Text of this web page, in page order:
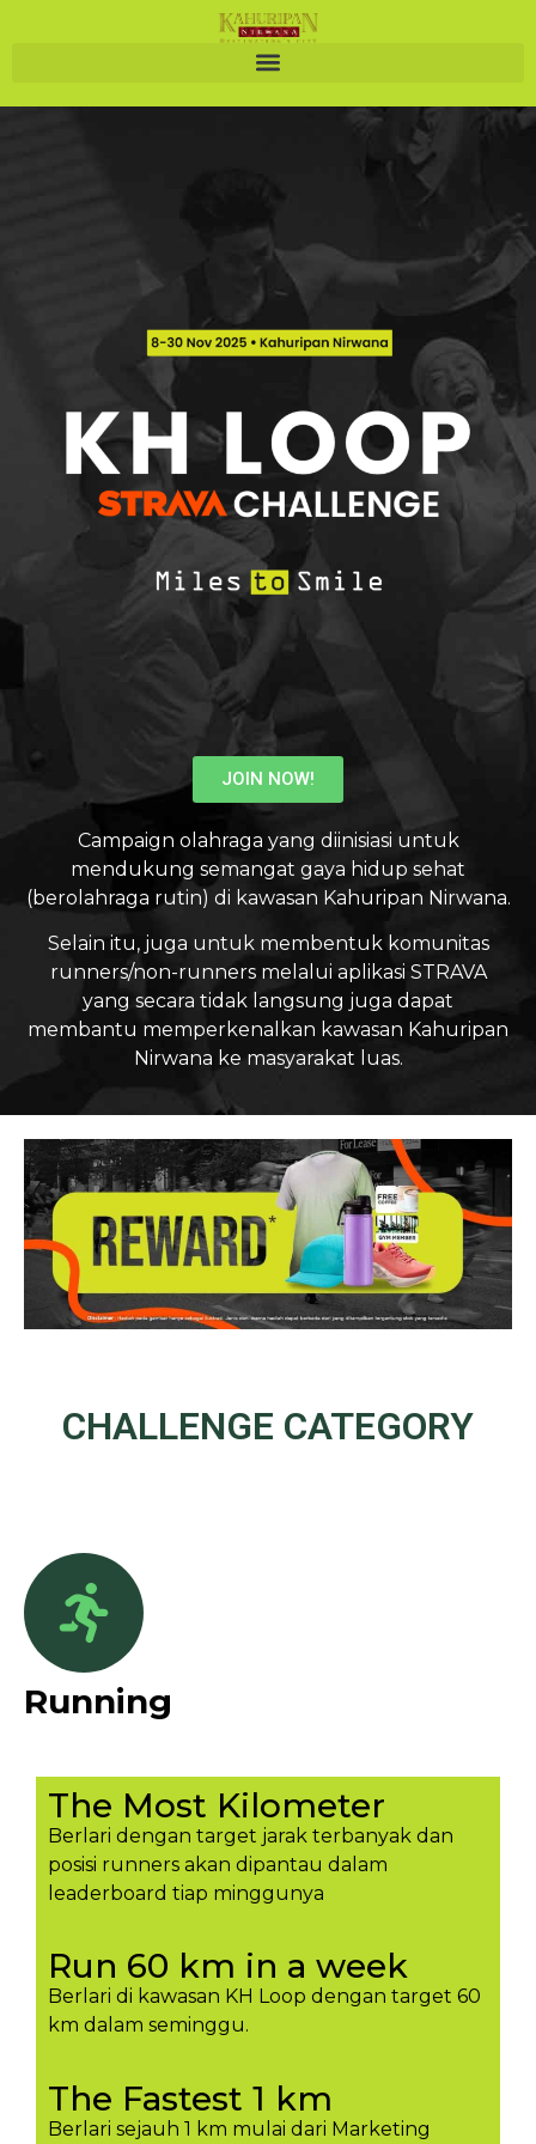
JOIN NOW!
Campaign olahraga yang diinisiasi untuk
mendukung semangat gaya hidup sehat
(berolahraga rutin) di kawasan Kahuripan Nirwana.
Selain itu, juga untuk membentuk komunitas
runners/non-runners melalui aplikasi STRAVA
yang secara tidak langsung juga dapat
membantu memperkenalkan kawasan Kahuripan
Nirwana ke masyarakat luas.
CHALLENGE CATEGORY
Running
The Most Kilometer
Berlari dengan target jarak terbanyak dan
posisi runners akan dipantau dalam
leaderboard tiap minggunya​
Run 60 km in a week
Berlari di kawasan KH Loop dengan target 60
km dalam seminggu.​
The Fastest 1 km
Berlari sejauh 1 km mulai dari Marketing